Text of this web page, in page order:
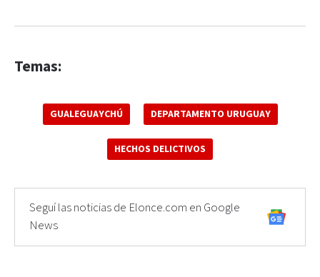
Temas:
GUALEGUAYCHÚ DEPARTAMENTO URUGUAY
HECHOS DELICTIVOS
Seguí las noticias de Elonce.com en Google
News